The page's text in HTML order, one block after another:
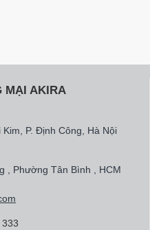
MẠI AKIRA
P. Định Công, Hà Nội
, Phường Tân Bình , HCM